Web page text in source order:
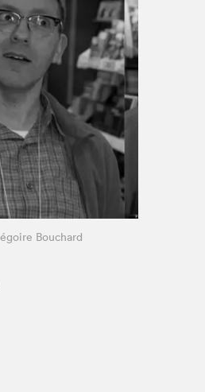
Bouchard